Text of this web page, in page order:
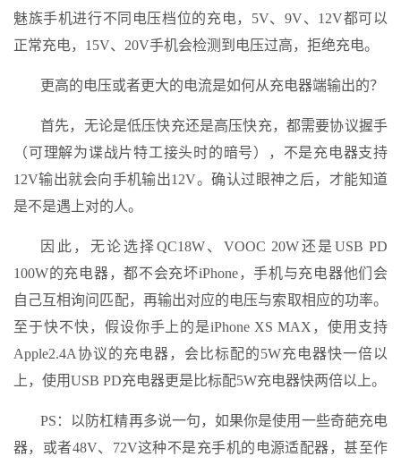
魅族手机进行不同电压档位的充电，5V、9V、12V都可以
正常充电，15V、20V手机会检测到电压过高，拒绝充电。
更高的电压或者更大的电流是如何从充电器端输出的？
首先，无论是低压快充还是高压快充，都需要协议握手
（可理解为谍战片特工接头时的暗号），不是充电器支持
12V输出就会向手机输出12V。确认过眼神之后，才能知道
是不是遇上对的人。
因此，无论选择QC18W、VOOC 20W还是USB PD
100W的充电器，都不会充坏iPhone，手机与充电器他们会
自己互相询问匹配，再输出对应的电压与索取相应的功率。
至于快不快，假设你手上的是iPhone XS MAX，使用支持
Apple2.4A协议的充电器，会比标配的5W充电器快一倍以
上，使用USB PD充电器更是比标配5W充电器快两倍以上。
PS：以防杠精再多说一句，如果你是使用一些奇葩充电
器，或者48V、72V这种不是充手机的电源适配器，甚至作